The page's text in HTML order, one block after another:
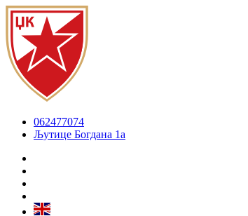
062477074
Љутице Богдана 1а